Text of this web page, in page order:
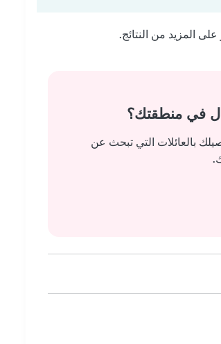
المزيد من النتائج.
في منطقتك؟
بالعائلات التي تبحث عن